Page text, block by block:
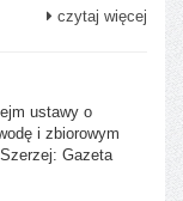
czytaj więcej
ustawy o
i zbiorowym
Gazeta